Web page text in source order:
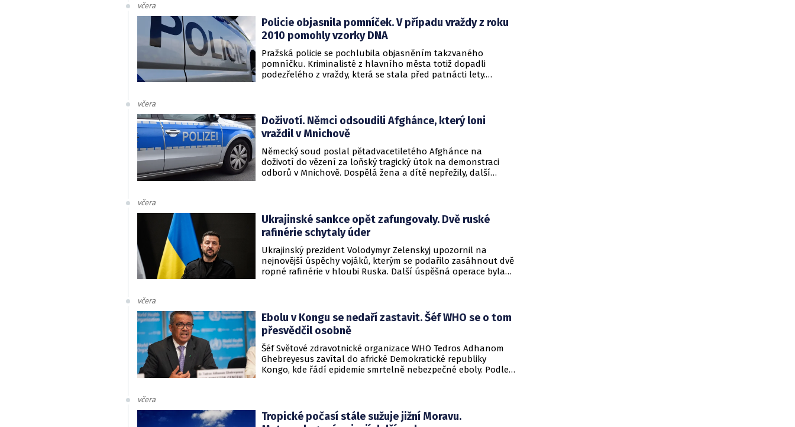
včera
Policie objasnila pomníček. V případu vraždy z roku
2010 pomohly vzorky DNA
Pražská policie se pochlubila objasněním takzvaného
pomníčku. Kriminalisté z hlavního města totiž dopadli
podezřelého z vraždy, která se stala před patnácti lety.
včera
Doživotí. Němci odsoudili Afghánce, který loni
vraždil v Mnichově
Německý soud poslal pětadvacetiletého Afghánce na
doživotí do vězení za loňský tragický útok na demonstraci
odborů v Mnichově. Dospělá žena a dítě nepřežily, další
včera
Ukrajinské sankce opět zafungovaly. Dvě ruské
rafinérie schytaly úder
Ukrajinský prezident Volodymyr Zelenskyj upozornil na
nejnovější úspěchy vojáků, kterým se podařilo zasáhnout dvě
ropné rafinérie v hloubi Ruska. Další úspěšná operace byla
včera
Ebolu v Kongu se nedaří zastavit. Šéf WHO se o tom
přesvědčil osobně
Šéf Světové zdravotnické organizace WHO Tedros Adhanom
Ghebreyesus zavítal do africké Demokratické republiky
Kongo, kde řádí epidemie smrtelně nebezpečné eboly. Podle
včera
Tropické počasí stále sužuje jižní Moravu.